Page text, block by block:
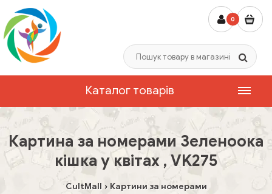
0
Каталог товарів
Картина за номерами Зеленоока
кішка у квітах , VK275
CultMall
Картини за номерами